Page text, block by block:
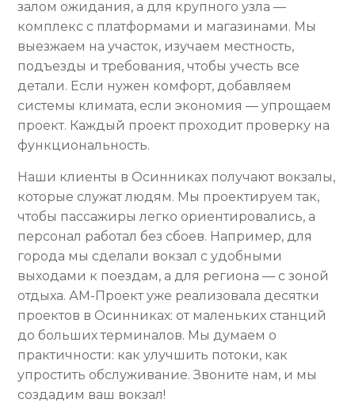
залом ожидания, а для крупного узла —
комплекс с платформами и магазинами. Мы
выезжаем на участок, изучаем местность,
подъезды и требования, чтобы учесть все
детали. Если нужен комфорт, добавляем
системы климата, если экономия — упрощаем
проект. Каждый проект проходит проверку на
функциональность.
Наши клиенты в Осинниках получают вокзалы,
которые служат людям. Мы проектируем так,
чтобы пассажиры легко ориентировались, а
персонал работал без сбоев. Например, для
города мы сделали вокзал с удобными
выходами к поездам, а для региона — с зоной
отдыха. АМ-Проект уже реализовала десятки
проектов в Осинниках: от маленьких станций
до больших терминалов. Мы думаем о
практичности: как улучшить потоки, как
упростить обслуживание. Звоните нам, и мы
создадим ваш вокзал!